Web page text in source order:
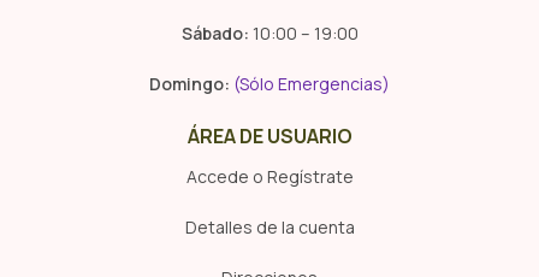
Sábado: 10:00 – 19:00
Domingo: (Sólo Emergencias)
ÁREA DE USUARIO
Accede o Regístrate
Detalles de la cuenta